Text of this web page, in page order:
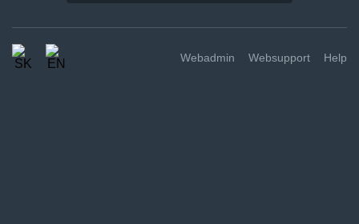
Webadmin Websupport Help